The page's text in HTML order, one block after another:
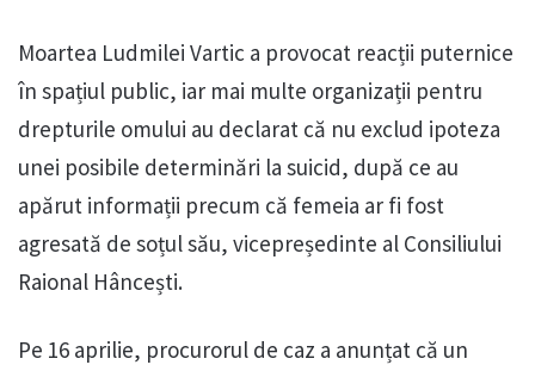
Moartea Ludmilei Vartic a provocat reacții puternice
în spațiul public, iar mai multe organizații pentru
drepturile omului au declarat că nu exclud ipoteza
unei posibile determinări la suicid, după ce au
apărut informații precum că femeia ar fi fost
agresată de soțul său, vicepreședinte al Consiliului
Raional Hâncești.
Pe 16 aprilie, procurorul de caz a anunțat că un